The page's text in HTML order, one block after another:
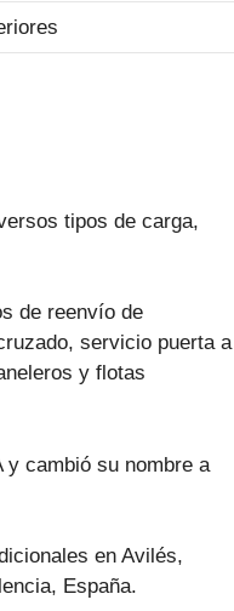
tipos de carga,
de reenvío de
servicio puerta a
y flotas
y cambió su nombre a
en Avilés,
España.